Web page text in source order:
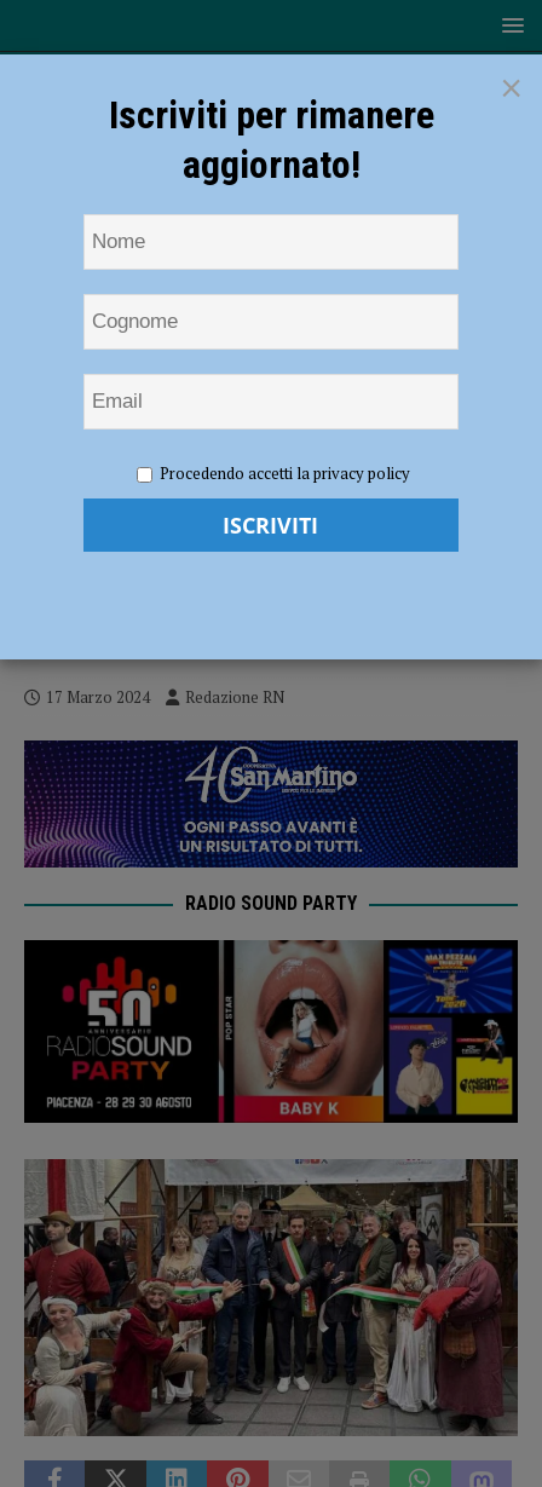
Bagagli, migliaia di visitatori a Piacenza Expo, domenica la nuova
legge sulle rievocazioni storiche
Armi & Bagagli, migliaia di visitatori a
17 Marzo 2024 Redazione RN
RADIO SOUND PARTY
×
Iscriviti per rimanere
aggiornato!
Procedendo accetti la privacy policy